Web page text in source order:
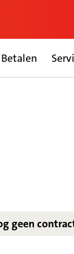
Betalen
geen